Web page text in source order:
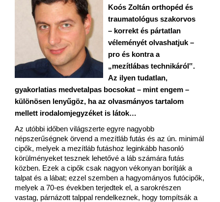
Koós Zoltán orthopéd és
traumatológus szakorvos
– korrekt és pártatlan
véleményét olvashatjuk –
pro és kontra a
„mezítlábas technikáról‟.
Az ilyen tudatlan,
gyakorlatias medvetalpas bocsokat – mint engem –
különösen lenyűgöz, ha az olvasmányos tartalom
mellett irodalomjegyzéket is látok…
Az utóbbi időben világszerte egyre nagyobb
népszerűségnek örvend a mezítláb futás és az ún. minimál
cipők, melyek a mezítláb futáshoz leginkább hasonló
körülményeket tesznek lehetővé a láb számára futás
közben. Ezek a cipők csak nagyon vékonyan borítják a
talpat és a lábat; ezzel szemben a hagyományos futócipők,
melyek a 70-es években terjedtek el, a sarokrészen
vastag, párnázott talppal rendelkeznek, hogy tompítsák a